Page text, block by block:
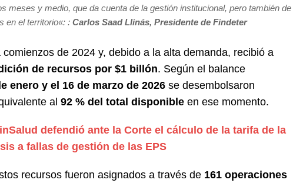
meses y medio, que da cuenta de la gestión institucional, pero también de
en el territorio«: : Carlos Saad Llinás, Presidente de Findeter
de 2024 y, debido a la alta demanda, recibió a
de recursos por $1 billón. Según el balance
enero y el 16 de marzo de 2026 se desembolsaron
al 92 % del total disponible en ese momento.
defendió ante la Corte el cálculo de la tarifa de la
a fallas de gestión de las EPS
recursos fueron asignados a través de 161 operaciones